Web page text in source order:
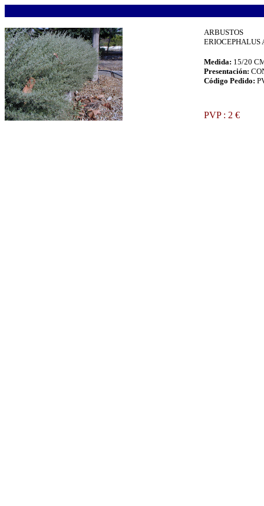
ARBUSTOS
ERIOCEPHALUS
Medida: 15/20
Presentación:
Código Pedido:
PVP : 2 €